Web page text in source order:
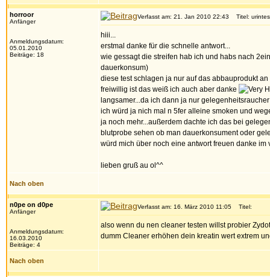
horroor
Anfänger
Anmeldungsdatum:
05.01.2010
Beiträge: 18
Verfasst am: 21. Jan 2010 22:43 Titel:
hiii...
erstmal danke für die schnelle antwort...
wie gessagt die streifen hab ich und habs nach
dauerkonsum)
diese test schlagen ja nur auf das abbauprodukt
freiwillig ist das weiß ich auch aber danke
langsamer...da ich dann ja nur
ich würd ja nich mal n 5fer alleine smoken und
ja noch mehr...außerdem dachte ich das bei
blutprobe sehen ob man dauerkonsument oder
würd mich über noch eine antwort freuen danke im
lieben gruß au ol^^
Nach oben
n0pe on d0pe
Anfänger
Anmeldungsdatum:
16.03.2010
Beiträge: 4
Verfasst am: 16. März 2010 11:05 Titel:
also wenn du nen cleaner testen willst probier
dumm Cleaner erhöhen dein kreatin wert extrem
Nach oben